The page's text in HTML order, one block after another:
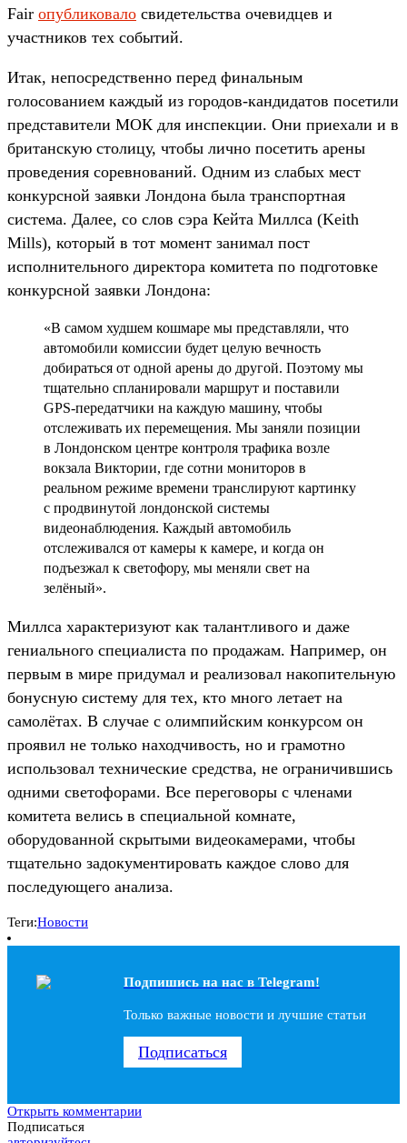
Fair опубликовало свидетельства очевидцев и
участников тех событий.
Итак, непосредственно перед финальным
голосованием каждый из городов-кандидатов посетили
представители МОК для инспекции. Они приехали и в
британскую столицу, чтобы лично посетить арены
проведения соревнований. Одним из слабых мест
конкурсной заявки Лондона была транспортная
система. Далее, со слов сэра Кейта Миллса (Keith
Mills), который в тот момент занимал пост
исполнительного директора комитета по подготовке
конкурсной заявки Лондона:
«В самом худшем кошмаре мы представляли, что
автомобили комиссии будет целую вечность
добираться от одной арены до другой. Поэтому мы
тщательно спланировали маршрут и поставили
GPS-передатчики на каждую машину, чтобы
отслеживать их перемещения. Мы заняли позиции
в Лондонском центре контроля трафика возле
вокзала Виктории, где сотни мониторов в
реальном режиме времени транслируют картинку
с продвинутой лондонской системы
видеонаблюдения. Каждый автомобиль
отслеживался от камеры к камере, и когда он
подъезжал к светофору, мы меняли свет на
зелёный».
Миллса характеризуют как талантливого и даже
гениального специалиста по продажам. Например, он
первым в мире придумал и реализовал накопительную
бонусную систему для тех, кто много летает на
самолётах. В случае с олимпийским конкурсом он
проявил не только находчивость, но и грамотно
использовал технические средства, не ограничившись
одними светофорами. Все переговоры с членами
комитета велись в специальной комнате,
оборудованной скрытыми видеокамерами, чтобы
тщательно задокументировать каждое слово для
последующего анализа.
Теги:Новости
Подпишись на наc в Telegram!
Только важные новости и лучшие статьи
Подписаться
Открыть комментарии
Подписаться